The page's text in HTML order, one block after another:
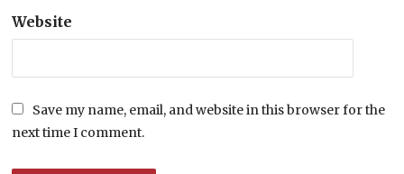
Website
Save my name, email, and website in this browser for the
next time I comment.